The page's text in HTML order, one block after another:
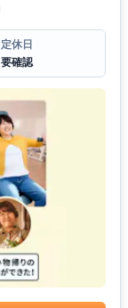
定休日
要確認